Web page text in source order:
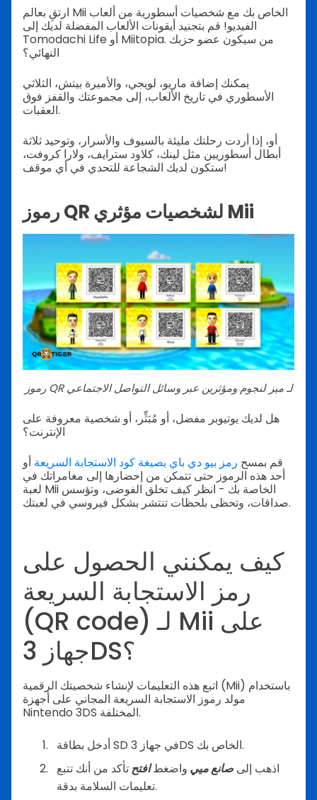
ارتقِ بعالم Mii الخاص بك مع شخصيات أسطورية من ألعاب
الفيديو! قم بتجنيد أيقونات الألعاب المفضلة لديك إلى
Tomodachi Life أو Miitopia. من سيكون عضو حزبك
النهائي؟
يمكنك إضافة ماريو، لويجي، والأميرة بيتش، الثلاثي
الأسطوري في تاريخ الألعاب، إلى مجموعتك والقفز فوق
العقبات.
أو، إذا أردت رحلتك مليئة بالسيوف والأسرار، وتوحيد ثلاثة
أبطال أسطوريين مثل لينك، كلاود سترايف، ولارا كروفت،
ستكون لديك الشجاعة للتحدي في أي موقف!
رموز QR لشخصيات مؤثري Mii
رموز QR لـ ميز لنجوم ومؤثرين عبر وسائل التواصل الاجتماعي
هل لديك يوتيوبر مفضل، أو مُبَثِّر، أو شخصية معروفة على
الإنترنت؟
قم بمسح رمز بيو دي باي بصيغة كود الاستجابة السريعة أو
أحد هذه الرموز حتى تتمكن من إحضارها إلى مغامراتك في
لعبة Mii الخاصة بك - انظر كيف تخلق الفوضى، وتؤسس
صداقات، وتحظى بلحظات تنتشر بشكل فيروسي في لعبتك.
كيف يمكنني الحصول على
رمز الاستجابة السريعة
(QR code) لـ Mii على
جهاز 3DS؟
اتبع هذه التعليمات لإنشاء شخصيتك الرقمية (Mii) باستخدام
مولد رموز الاستجابة السريعة المجاني على أجهزة
Nintendo 3DS المختلفة.
أدخل بطاقة SD في جهاز 3DS الخاص بك.
اذهب إلى صانع ميي واضغطافتحتأكد من أنك تتبع
تعليمات السلامة بدقة.